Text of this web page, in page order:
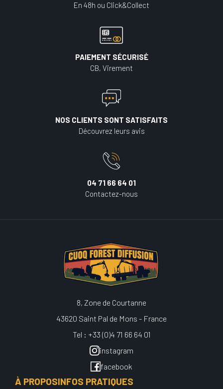
En 48h ou Click&Collect
PAIEMENT SÉCURISÉ
CB, Virement
NOS CLIENTS SONT SATISFAITS
Découvrez leurs avis
04 71 66 64 01
Contactez-nous
8, Zone de Courtanne
43620 Saint Pal de Mons - France
Tel : +33 (0)4 71 66 64 01
instagram
facebook
À PROPOSINFOS PRATIQUES